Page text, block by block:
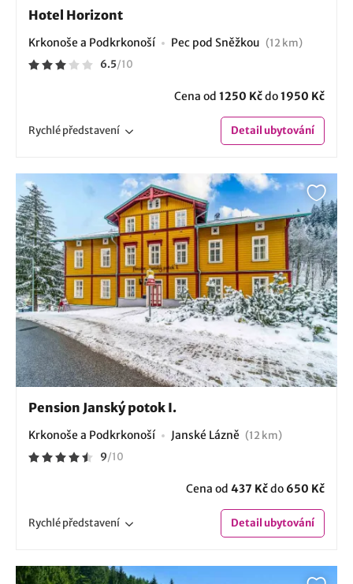
Hotel Horizont
Krkonoše a Podkrkonoší Pec pod Sněžkou (12 km)
6.5/10
Cena od 1250 Kčdo1950 Kč
Rychlépředstavení Detailubytování
Pension Janský potok I.
Krkonoše a Podkrkonoší Janské Lázně (12 km)
9/10
Cena od 437 Kčdo 650 Kč
Rychlépředstavení Detailubytování